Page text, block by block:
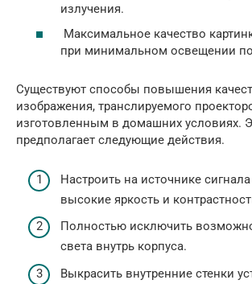
излучения.
Максимальное качество
при минимальном освещении
Существуют способы повышения
изображения, транслируемого
изготовленным в домашних условиях.
предполагает следующие действия.
Настроить на источнике
высокие яркость и
Полностью исключить
света внутрь корпуса.
Выкрасить внутренние стенки